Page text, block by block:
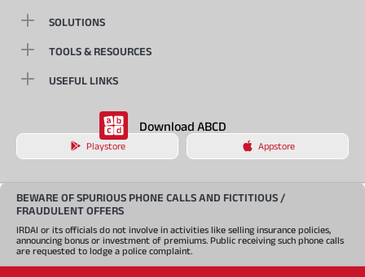
SOLUTIONS
TOOLS & RESOURCES
USEFUL LINKS
Download ABCD
Playstore Appstore
BEWARE OF SPURIOUS PHONE CALLS AND FICTITIOUS /
FRAUDULENT OFFERS
IRDAI or its officials do not involve in activities like selling insurance policies,
announcing bonus or investment of premiums. Public receiving such phone calls
are requested to lodge a police complaint.